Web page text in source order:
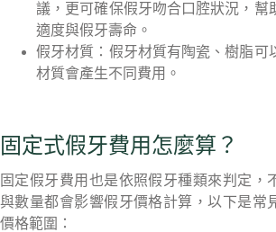
議，更可確保假牙吻合口腔狀況，幫
適度與假牙壽命。
假牙材質：假牙材質有陶瓷、樹脂可
材質會產生不同費用。
固定式假牙費用怎麼算？
固定假牙費用也是依照假牙種類來判定，
與數量都會影響假牙價格計算，以下是常
價格範圍：